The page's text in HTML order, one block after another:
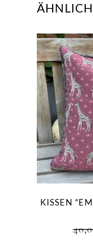
KISSEN